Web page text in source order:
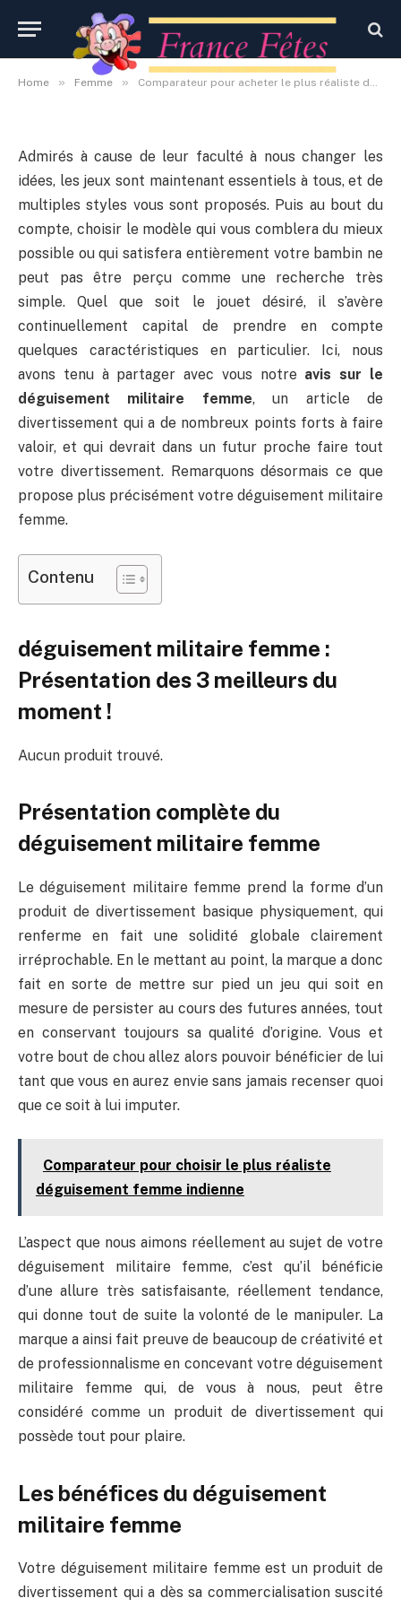
Home » Femme » Comparateur pour acheter le plus réaliste déguisement militaire femme
By Administrateur
22 octobre 2020
Aucun commentaire
Admirés à cause de leur faculté à nous changer les
idées, les jeux sont maintenant essentiels à tous, et de
multiples styles vous sont proposés. Puis au bout du
compte, choisir le modèle qui vous comblera du mieux
possible ou qui satisfera entièrement votre bambin ne
peut pas être perçu comme une recherche très
simple. Quel que soit le jouet désiré, il s’avère
continuellement capital de prendre en compte
quelques caractéristiques en particulier. Ici, nous
avons tenu à partager avec vous notre avis sur le
déguisement militaire femme, un article de
divertissement qui a de nombreux points forts à faire
valoir, et qui devrait dans un futur proche faire tout
votre divertissement. Remarquons désormais ce que
propose plus précisément votre déguisement militaire
femme.
Contenu
déguisement militaire femme :
Présentation des 3 meilleurs du
moment !
Aucun produit trouvé.
Présentation complète du
déguisement militaire femme
Le déguisement militaire femme prend la forme d’un
produit de divertissement basique physiquement, qui
renferme en fait une solidité globale clairement
irréprochable. En le mettant au point, la marque a donc
fait en sorte de mettre sur pied un jeu qui soit en
mesure de persister au cours des futures années, tout
en conservant toujours sa qualité d’origine. Vous et
votre bout de chou allez alors pouvoir bénéficier de lui
tant que vous en aurez envie sans jamais recenser quoi
que ce soit à lui imputer.
Comparateur pour choisir le plus réaliste
déguisement femme indienne
L’aspect que nous aimons réellement au sujet de votre
déguisement militaire femme, c’est qu’il bénéficie
d’une allure très satisfaisante, réellement tendance,
qui donne tout de suite la volonté de le manipuler. La
marque a ainsi fait preuve de beaucoup de créativité et
de professionnalisme en concevant votre déguisement
militaire femme qui, de vous à nous, peut être
considéré comme un produit de divertissement qui
possède tout pour plaire.
Les bénéfices du déguisement
militaire femme
Votre déguisement militaire femme est un produit de
divertissement qui a dès sa commercialisation suscité